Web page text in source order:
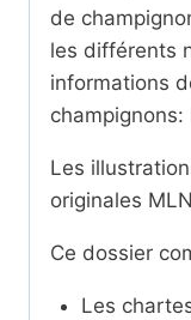
de
les différents
informations
champignons:
Les
originales
Ce dossier
Les